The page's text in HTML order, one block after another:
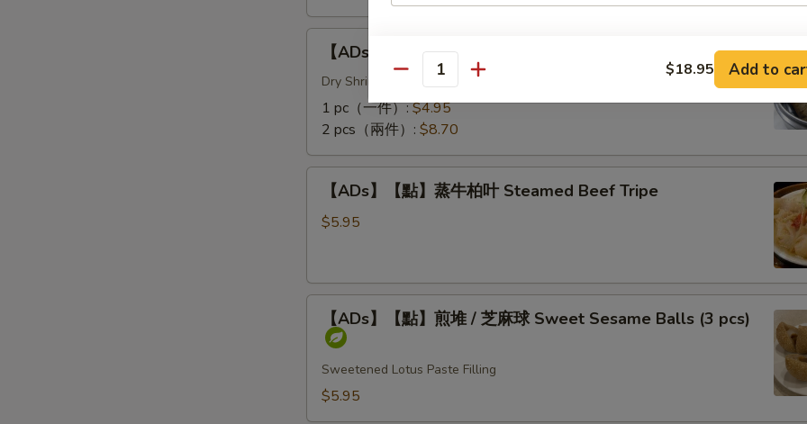
骨
Steamed
Pork
Rib
Tips
【ADs】
【點】
雞
Lotus
Wrapped
Sticky
【ADs】【點】珍珠糯米雞 Lotus Wrapped Sticky Rice
Dry Shrimp & Meat Filling
1 pc（一件）:$4.95
2 pcs（兩件）: $8.70
【ADs】
【點】
叶
Steamed
Beef
Tripe
【ADs】【點】蒸牛柏叶 Steamed Beef Tripe
$5.95
【ADs】
【點】【ADs】【點】煎堆 / 芝麻球 Sweet Sesame Balls (3 pcs)
Sweetened Lotus Paste Filling
$5.95
Quantity $18.95 Add to